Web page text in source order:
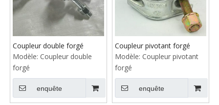
Coupleur double forgé
Modèle: Coupleur double
forgé
enquête
Coupleur pivotant forgé
Modèle: Coupleur pivotant
forgé
enquête